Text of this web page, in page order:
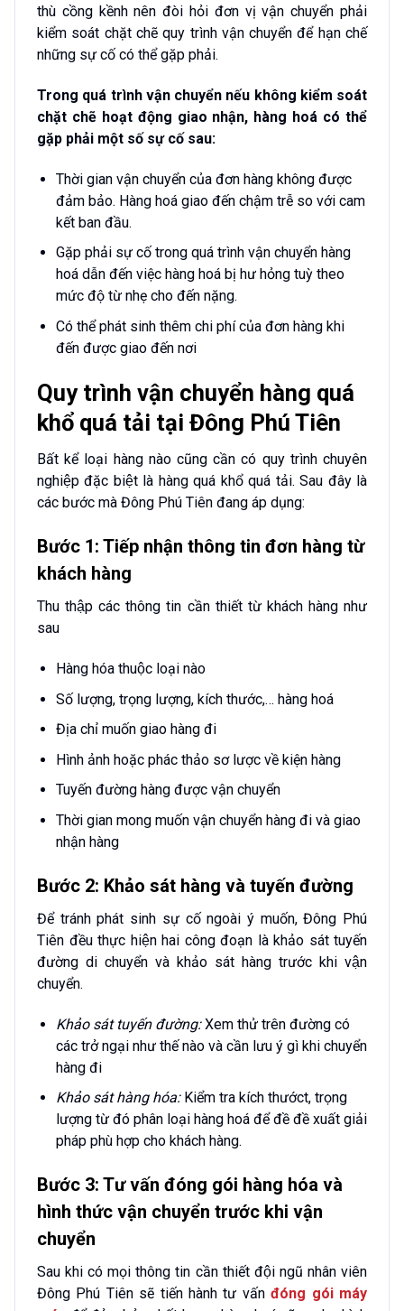
thù cồng kềnh nên đòi hỏi đơn vị vận chuyển phải
kiểm soát chặt chẽ quy trình vận chuyển để hạn chế
những sự cố có thể gặp phải.
Trong quá trình vận chuyển nếu không kiểm soát
chặt chẽ hoạt động giao nhận, hàng hoá có thể
gặp phải một số sự cố sau:
Thời gian vận chuyển của đơn hàng không được
đảm bảo. Hàng hoá giao đến chậm trễ so với cam
kết ban đầu.
Gặp phải sự cố trong quá trình vận chuyển hàng
hoá dẫn đến việc hàng hoá bị hư hỏng tuỳ theo
mức độ từ nhẹ cho đến nặng.
Có thể phát sinh thêm chi phí của đơn hàng khi
đến được giao đến nơi
Quy trình vận chuyển hàng quá
khổ quá tải tại Đông Phú Tiên
Bất kể loại hàng nào cũng cần có quy trình chuyên
nghiệp đặc biệt là hàng quá khổ quá tải. Sau đây là
các bước mà Đông Phú Tiên đang áp dụng:
Bước 1: Tiếp nhận thông tin đơn hàng từ
khách hàng
Thu thập các thông tin cần thiết từ khách hàng như
sau
Hàng hóa thuộc loại nào
Số lượng, trọng lượng, kích thước,… hàng hoá
Địa chỉ muốn giao hàng đi
Hình ảnh hoặc phác thảo sơ lược về kiện hàng
Tuyến đường hàng được vận chuyển
Thời gian mong muốn vận chuyển hàng đi và giao
nhận hàng
Bước 2: Khảo sát hàng và tuyến đường
Để tránh phát sinh sự cố ngoài ý muốn, Đông Phú
Tiên đều thực hiện hai công đoạn là khảo sát tuyến
đường di chuyển và khảo sát hàng trước khi vận
chuyển.
Khảo sát tuyến đường:Xem thử trên đường có
các trở ngại như thế nào và cần lưu ý gì khi chuyển
hàng đi
Khảo sát hàng hóa:Kiểm tra kích thướct, trọng
lượng từ đó phân loại hàng hoá để đề đề xuất giải
pháp phù hợp cho khách hàng.
Bước 3: Tư vấn đóng gói hàng hóa và
hình thức vận chuyển trước khi vận
chuyển
Sau khi có mọi thông tin cần thiết đội ngũ nhân viên
Đông Phú Tiên sẽ tiến hành tư vấnđóng gói máy